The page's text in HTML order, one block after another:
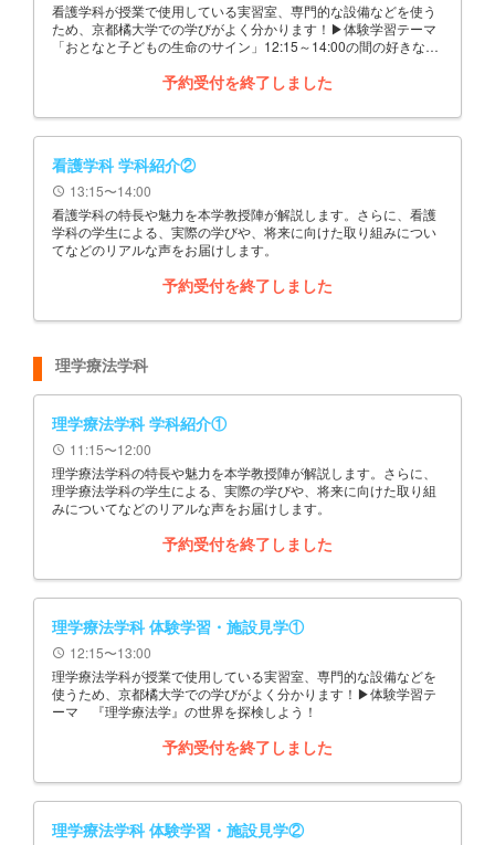
看護学科が授業で使用している実習室、専門的な設備などを使う
ため、京都橘大学での学びがよく分かります！▶体験学習テーマ
「おとなと子どもの生命のサイン」12:15～14:00の間の好きな時
予約受付を終了しました
看護学科 学科紹介②
schedule 13:15〜14:00
看護学科の特長や魅力を本学教授陣が解説します。さらに、看護
学科の学生による、実際の学びや、将来に向けた取り組みについ
てなどのリアルな声をお届けします。
予約受付を終了しました
理学療法学科
理学療法学科 学科紹介①
schedule 11:15〜12:00
理学療法学科の特長や魅力を本学教授陣が解説します。さらに、
理学療法学科の学生による、実際の学びや、将来に向けた取り組
みについてなどのリアルな声をお届けします。
予約受付を終了しました
理学療法学科 体験学習・施設見学①
schedule 12:15〜13:00
理学療法学科が授業で使用している実習室、専門的な設備などを
使うため、京都橘大学での学びがよく分かります！▶体験学習テ
ーマ 『理学療法学』の世界を探検しよう！
予約受付を終了しました
理学療法学科 体験学習・施設見学②